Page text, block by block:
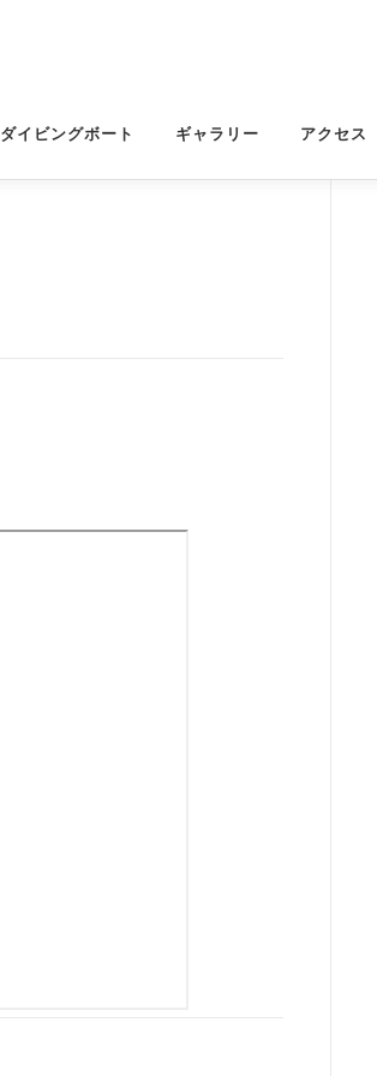
ダイビングボート ギャラリー アクセス